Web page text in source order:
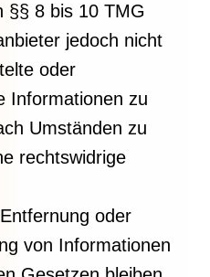
§§ 8 bis 10 TMG
jedoch nicht
oder
Informationen zu
Umständen zu
rechtswidrige
oder
von Informationen